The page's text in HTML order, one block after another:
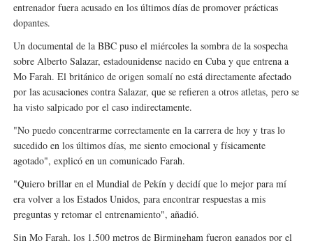
entrenador fuera acusado en los últimos días de promover prácticas
dopantes.
Un documental de la BBC puso el miércoles la sombra de la sospecha
sobre Alberto Salazar, estadounidense nacido en Cuba y que entrena a
Mo Farah. El británico de origen somalí no está directamente afectado
por las acusaciones contra Salazar, que se refieren a otros atletas, pero se
ha visto salpicado por el caso indirectamente.
"No puedo concentrarme correctamente en la carrera de hoy y tras lo
sucedido en los últimos días, me siento emocional y físicamente
agotado", explicó en un comunicado Farah.
"Quiero brillar en el Mundial de Pekín y decidí que lo mejor para mí
era volver a los Estados Unidos, para encontrar respuestas a mis
preguntas y retomar el entrenamiento", añadió.
Sin Mo Farah, los 1.500 metros de Birmingham fueron ganados por el